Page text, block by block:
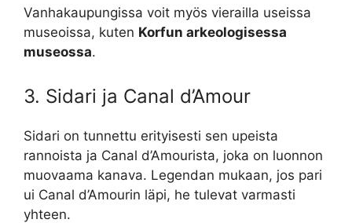
Vanhakaupungissa voit myös vierailla useissa
museoissa, kuten Korfun arkeologisessa
museossa.
3. Sidari ja Canal d’Amour
Sidari on tunnettu erityisesti sen upeista
rannoista ja Canal d’Amourista, joka on luonnon
muovaama kanava. Legendan mukaan, jos pari
ui Canal d’Amourin läpi, he tulevat varmasti
yhteen.